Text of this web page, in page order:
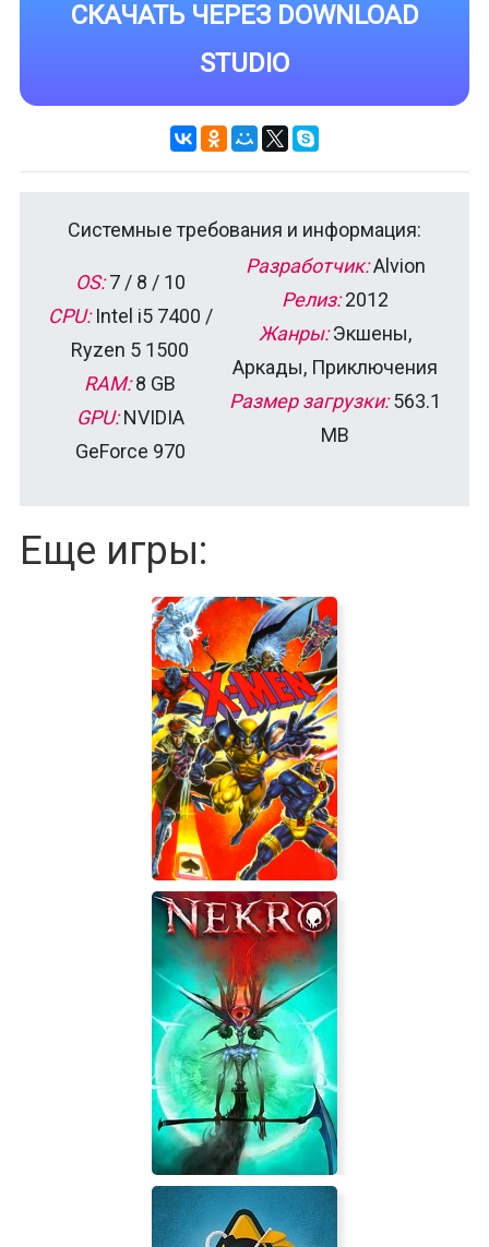
СКАЧАТЬ ЧЕРЕЗ DOWNLOAD
STUDIO
Системные требования и информация:
OS:7 / 8 / 10
CPU:Intel i5 7400 /
Ryzen 5 1500
RAM:8 GB
GPU:NVIDIA
GeForce 970
Разработчик:Alvion
Релиз:2012
Жанры:Экшены,
Аркады, Приключения
Размер загрузки:563.1
MB
Еще игры:
X-Men